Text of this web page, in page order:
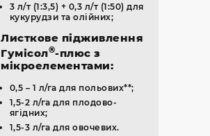
3 л/т (1:3,5) + 0,3 л/т (1:50) для
кукурудзи та олійних;
Листкове підживлення
Гумісол®-плюс з
мікроелементами:
0,5 – 1 л/га для польових**;
1,5-2 л/га для плодово-
ягідних;
1,5-3 л/га для овочевих.